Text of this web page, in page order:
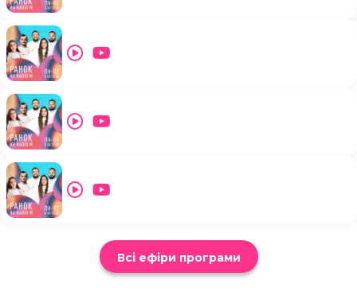
Всі ефіри програми